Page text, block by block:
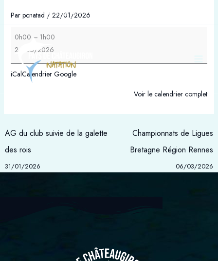
NOUS SOUTENIR
Par pcnatad / 22/01/2026
Régionale
Loudéac
0h00 – 1h00
24/05/2026
iCalCalendrier Google
Voir le calendrier complet
AG du club suivie de la galette
des rois
31/01/2026
Championnats de Ligues
Bretagne Région Rennes
06/03/2026